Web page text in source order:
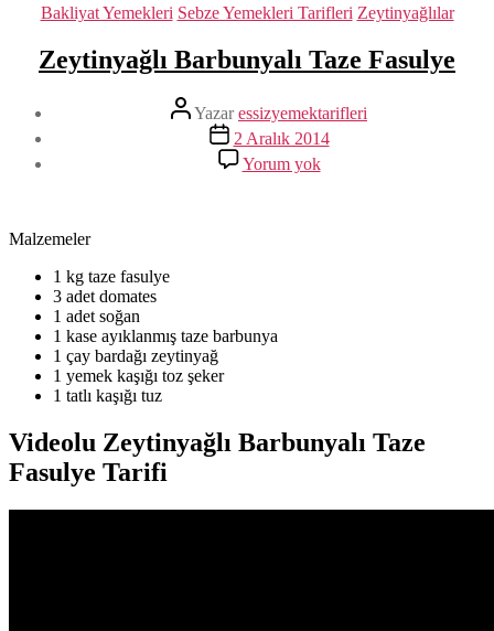
Kategoriler
Bakliyat Yemekleri Sebze Yemekleri Tarifleri Zeytinyağlılar
Zeytinyağlı Barbunyalı Taze Fasulye
Yazının
yazarı
Yazaressizyemektarifleri
Yazı
tarihi
2 Aralık 2014
Yorum yokZeytinyağlı
Barbunyalı
Malzemeler
1 kg taze fasulye
3 adet domates
1 adet soğan
1 kase ayıklanmış taze barbunya
1 çay bardağı zeytinyağ
1 yemek kaşığı toz şeker
1 tatlı kaşığı tuz
Videolu Zeytinyağlı Barbunyalı Taze
Fasulye Tarifi